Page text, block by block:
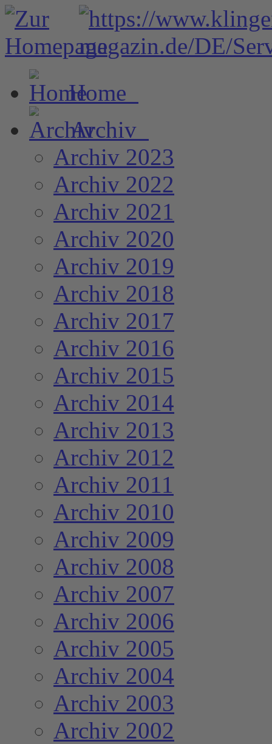
Home
Archiv
Archiv 2023
Archiv 2022
Archiv 2021
Archiv 2020
Archiv 2019
Archiv 2018
Archiv 2017
Archiv 2016
Archiv 2015
Archiv 2014
Archiv 2013
Archiv 2012
Archiv 2011
Archiv 2010
Archiv 2009
Archiv 2008
Archiv 2007
Archiv 2006
Archiv 2005
Archiv 2004
Archiv 2003
Archiv 2002